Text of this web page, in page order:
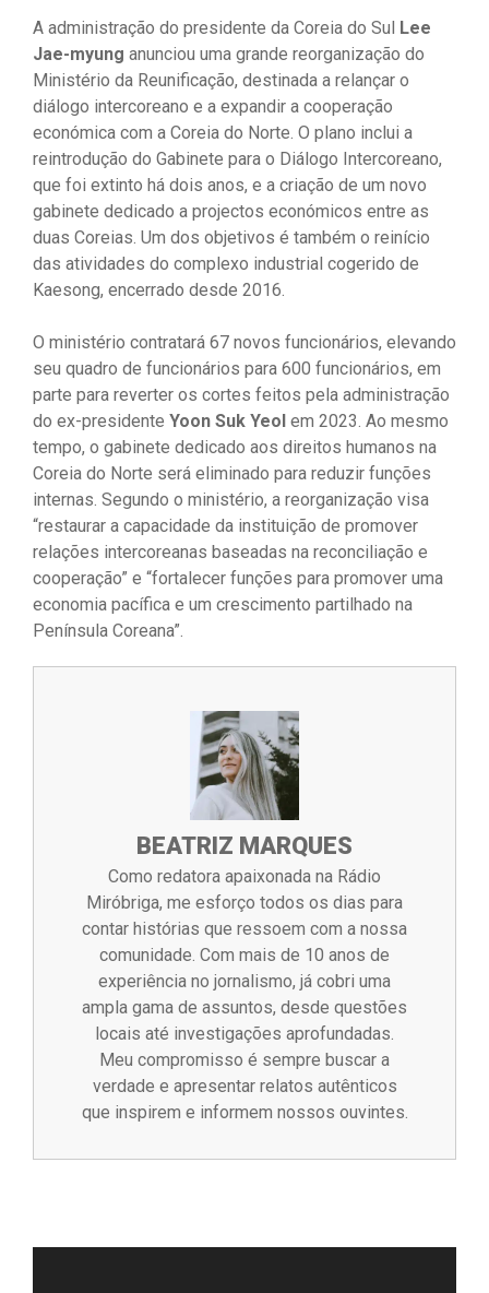
A administração do presidente da Coreia do Sul Lee
Jae-myung anunciou uma grande reorganização do
Ministério da Reunificação, destinada a relançar o
diálogo intercoreano e a expandir a cooperação
económica com a Coreia do Norte. O plano inclui a
reintrodução do Gabinete para o Diálogo Intercoreano,
que foi extinto há dois anos, e a criação de um novo
gabinete dedicado a projectos económicos entre as
duas Coreias. Um dos objetivos é também o reinício
das atividades do complexo industrial cogerido de
Kaesong, encerrado desde 2016.
O ministério contratará 67 novos funcionários, elevando
seu quadro de funcionários para 600 funcionários, em
parte para reverter os cortes feitos pela administração
do ex-presidente Yoon Suk Yeol em 2023. Ao mesmo
tempo, o gabinete dedicado aos direitos humanos na
Coreia do Norte será eliminado para reduzir funções
internas. Segundo o ministério, a reorganização visa
“restaurar a capacidade da instituição de promover
relações intercoreanas baseadas na reconciliação e
cooperação” e “fortalecer funções para promover uma
economia pacífica e um crescimento partilhado na
Península Coreana”.
BEATRIZ MARQUES
Como redatora apaixonada na Rádio
Miróbriga, me esforço todos os dias para
contar histórias que ressoem com a nossa
comunidade. Com mais de 10 anos de
experiência no jornalismo, já cobri uma
ampla gama de assuntos, desde questões
locais até investigações aprofundadas.
Meu compromisso é sempre buscar a
verdade e apresentar relatos autênticos
que inspirem e informem nossos ouvintes.